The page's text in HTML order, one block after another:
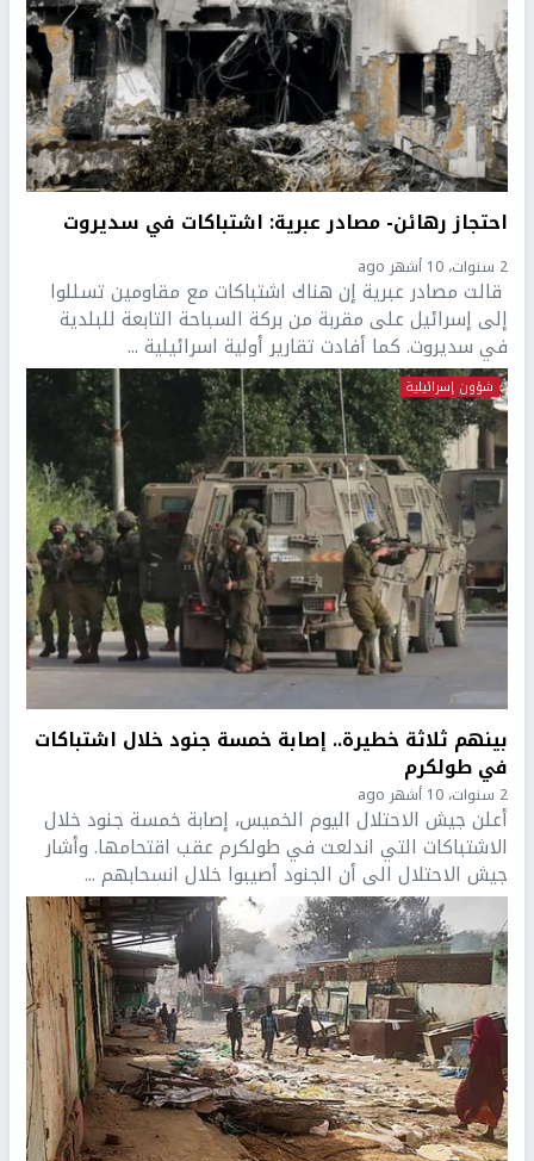
احتجاز رهائن- مصادر عبرية: اشتباكات في سديروت
2 سنوات، 10 أشهر ago
قالت مصادر عبرية إن هناك اشتباكات مع مقاومين تسللوا
إلى إسرائيل على مقربة من بركة السباحة التابعة للبلدية
في سديروت. كما أفادت تقارير أولية اسرائيلية ...
شؤون إسرائيلية
بينهم ثلاثة خطيرة.. إصابة خمسة جنود خلال اشتباكات
في طولكرم
2 سنوات، 10 أشهر ago
أعلن جيش الاحتلال اليوم الخميس، إصابة خمسة جنود خلال
الاشتباكات التي اندلعت في طولكرم عقب اقتحامها. وأشار
جيش الاحتلال الى أن الجنود أصيبوا خلال انسحابهم ...